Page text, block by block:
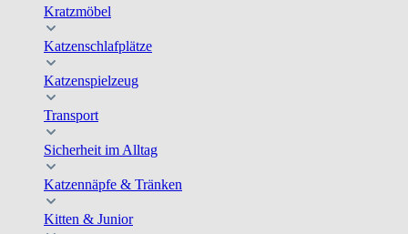
Kratzmöbel
Katzenschlafplätze
Katzenspielzeug
Transport
Sicherheit im Alltag
Katzennäpfe & Tränken
Kitten & Junior